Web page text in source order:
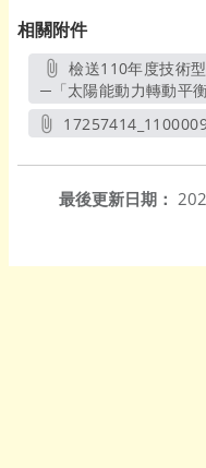
相關附件
檢送110年度技術型高級中等學校自然科學領域推動中心
─「太陽能動力轉動平
最後更新日期：